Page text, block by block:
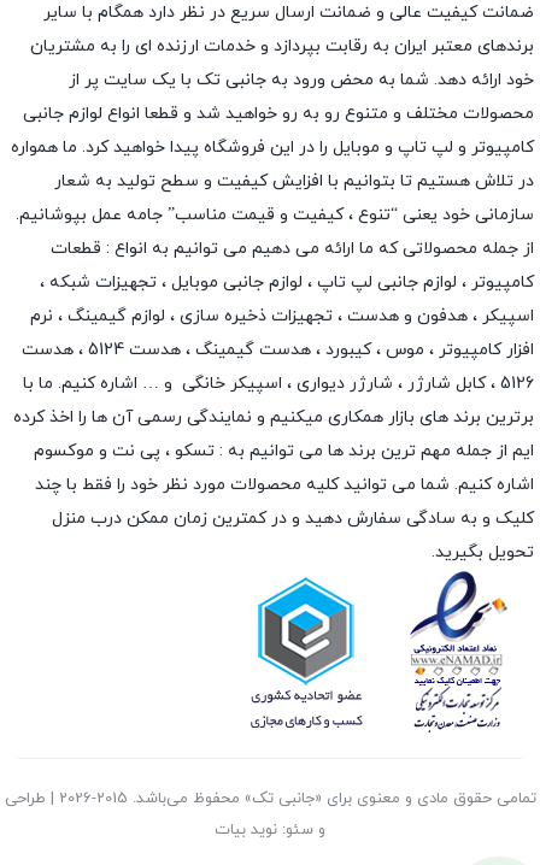
ضمانت کیفیت عالی و ضمانت ارسال سریع در نظر دارد همگام با سایر
برندهای معتبر ایران به رقابت بپردازد و خدمات ارزنده ای را به مشتریان
خود ارائه دهد. شما به محض ورود به جانبی تک با یک سایت پر از
محصولات مختلف و متنوع رو به رو خواهید شد و قطعا انواع لوازم جانبی
کامپیوتر و لپ تاپ و موبایل را در این فروشگاه پیدا خواهید کرد. ما همواره
در تلاش هستیم تا بتوانیم با افزایش کیفیت و سطح تولید به شعار
سازمانی خود یعنی “تنوع ، کیفیت و قیمت مناسب” جامه عمل بپوشانیم.
از جمله محصولاتی که ما ارائه می دهیم می توانیم به انواع : قطعات
کامپیوتر ، لوازم جانبی لپ تاپ ، لوازم جانبی موبایل ، تجهیزات شبکه ،
اسپیکر ، هدفون و هدست ، تجهیزات ذخیره سازی ، لوازم گیمینگ ، نرم
افزار کامپیوتر ، موس ،کیبورد ، هدست گیمینگ
، هدست 5124 ، هدست
5126 ،
کابل شارژر ، شارژر دیواری ، اسپیکر خانگی و … اشاره کنیم. ما با
برترین برند های بازار همکاری میکنیم و نمایندگی رسمی آن ها را اخذ کرده
ایم از جمله مهم ترین برند ها می توانیم به : تسکو ، پی نت و موکسوم
اشاره کنیم. شما می توانید کلیه محصولات مورد نظر خود را فقط با چند
کلیک و به سادگی سفارش دهید و در کمترین زمان ممکن درب منزل
تحویل بگیرید.
تمامی حقوق مادی و معنوی برای «جانبی تک» محفوظ می‌باشد. 2015-2026 | طراحی
و سئو: نوید بیات